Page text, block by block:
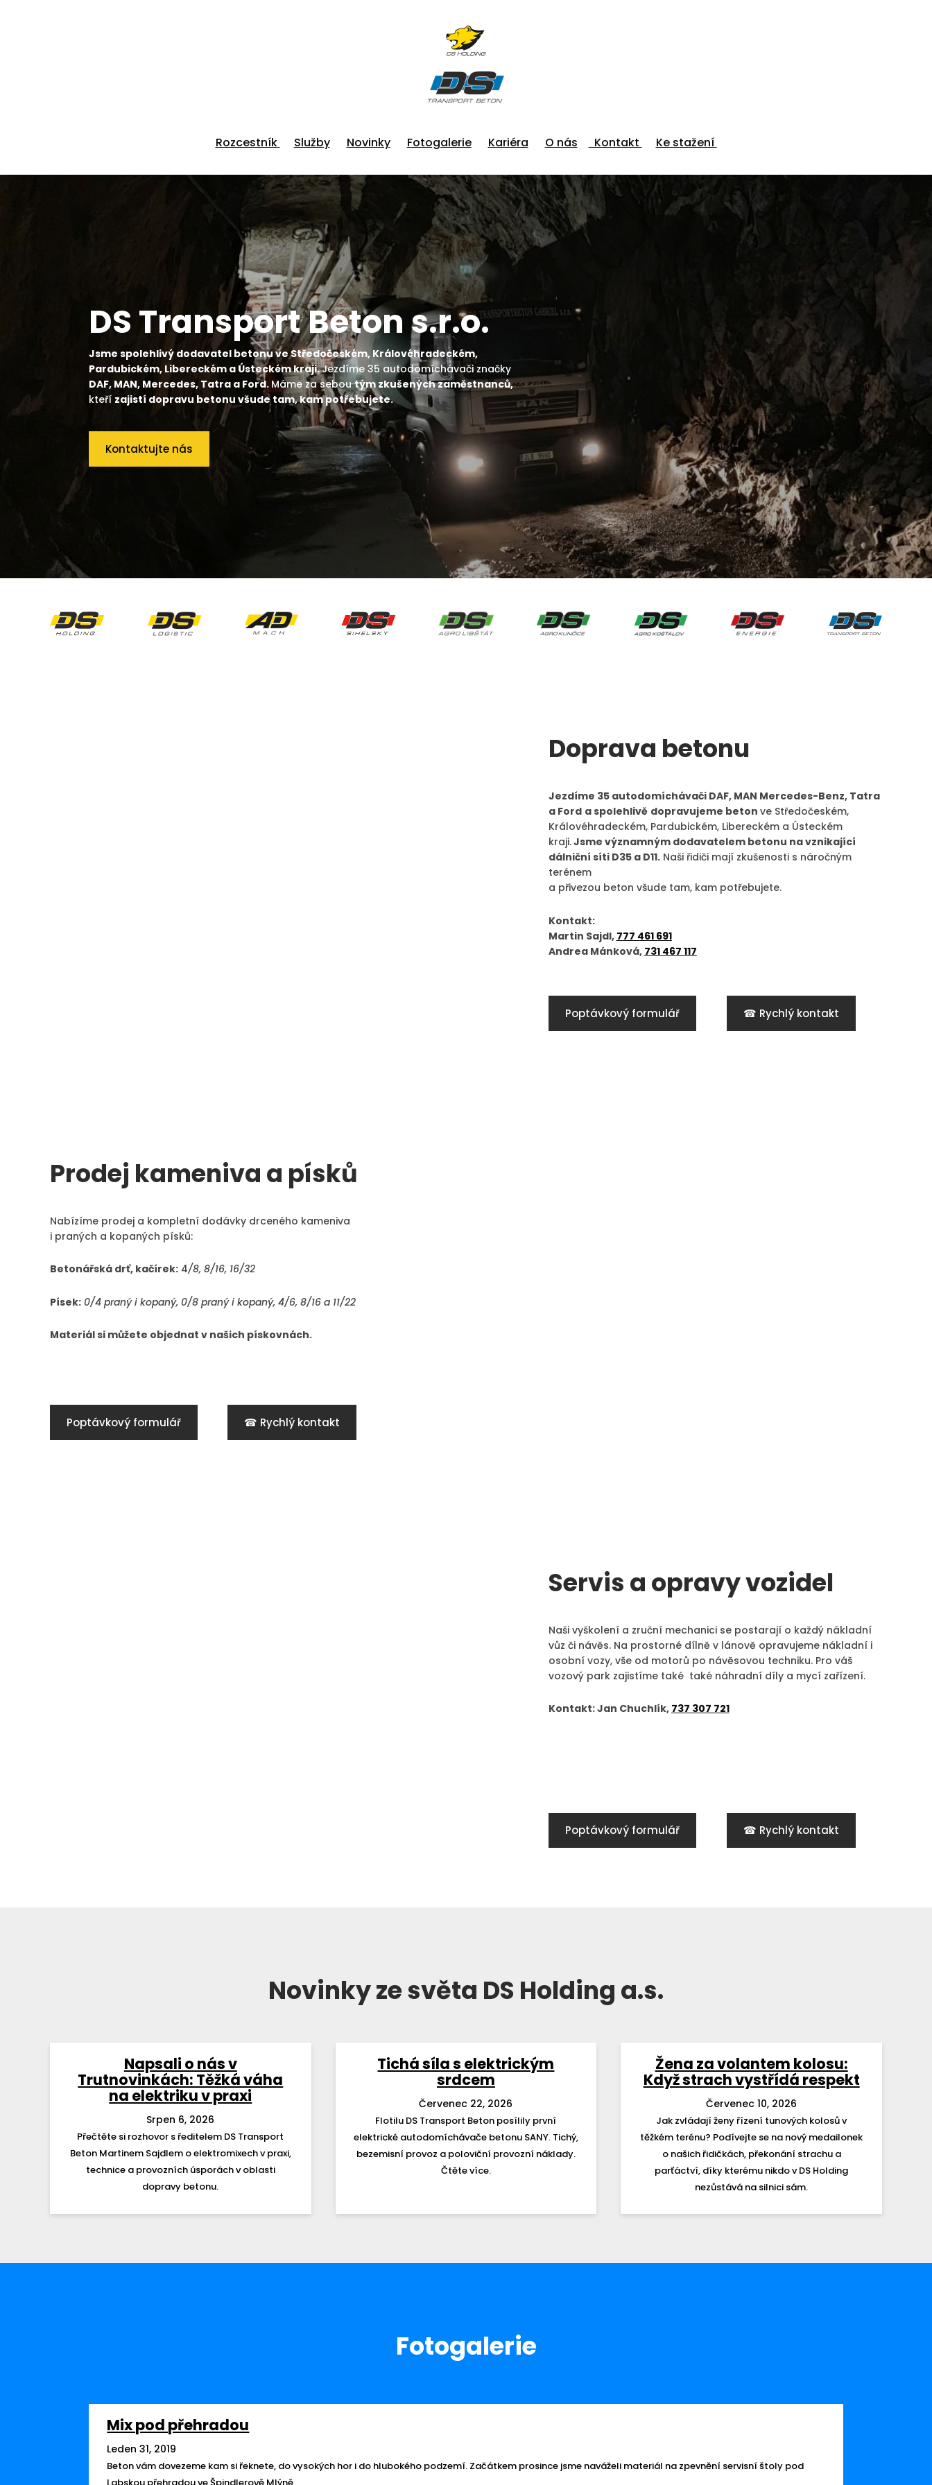
Rozcestník Služby Novinky Fotogalerie Kariéra O nás Kontakt Ke stažení
DS Transport Beton s.r.o.
Jsme spolehlivý dodavatel betonu ve Středočeském, Královéhradeckém,
Pardubickém, Libereckém a Ústeckém kraji.Jezdíme 35 autodomíchávači značky
DAF, MAN, Mercedes, Tatra a Ford. Máme za seboutým zkušených zaměstnanců,
kteří zajistí dopravu betonu všude tam, kam potřebujete.
Kontaktujte nás
Doprava betonu
Jezdíme 35 autodomíchávači DAF, MAN Mercedes-Benz, Tatra
a Ford a spolehlivě dopravujeme beton ve Středočeském,
Královéhradeckém, Pardubickém, Libereckém a Ústeckém
kraji.Jsme významným dodavatelem betonu na vznikající
dálniční síti D35 a D11.Naši řidiči mají zkušenosti s náročným
terénem
a přivezou beton všude tam, kam potřebujete.
Kontakt:
Martin Sajdl, 777 461 691
Andrea Mánková, 731 467 117
Poptávkový formulář ☎ Rychlý kontakt
Prodej kameniva a písků
Nabízíme prodej a kompletní dodávky drceného kameniva
i praných a kopaných písků:
Betonářská drť, kačírek:4/8, 8/16, 16/32
Písek: 0/4 praný i kopaný, 0/8 praný i kopaný, 4/6, 8/16 a 11/22
Materiál si můžete objednat v našich pískovnách.
Poptávkový formulář ☎ Rychlý kontakt
Servis a opravy vozidel
Naši vyškolení a zruční mechanici se postarají o každý nákladní
vůz či návěs. Na prostorné dílně v lánově opravujeme nákladní i
osobní vozy, vše od motorů po návěsovou techniku. Pro váš
vozový park zajistíme také také náhradní díly a mycí zařízení.
Kontakt: Jan Chuchlík, 737 307 721
Poptávkový formulář ☎ Rychlý kontakt
Novinky ze světa DS Holding a.s.
Napsali o nás v
Trutnovinkách: Těžká váha
na elektriku v praxi
Srpen 6, 2026
Přečtěte si rozhovor s ředitelem DS Transport
Beton Martinem Sajdlem o elektromixech v praxi,
technice a provozních úsporách v oblasti
dopravy betonu.
Tichá síla s elektrickým
srdcem
Červenec 22, 2026
Flotilu DS Transport Beton posílily první
elektrické autodomíchávače betonu SANY. Tichý,
bezemisní provoz a poloviční provozní náklady.
Čtěte více.
Žena za volantem kolosu:
Když strach vystřídá respekt
Červenec 10, 2026
Jak zvládají ženy řízení tunových kolosů v
těžkém terénu? Podívejte se na nový medailonek
o našich řidičkách, překonání strachu a
parťáctví, díky kterému nikdo v DS Holding
nezůstává na silnici sám.
Fotogalerie
Mix pod přehradou
Leden 31, 2019
Beton vám dovezeme kam si řeknete, do vysokých hor i do hlubokého podzemí. Začátkem prosince jsme naváželi materiál na zpevnění servisní štoly pod